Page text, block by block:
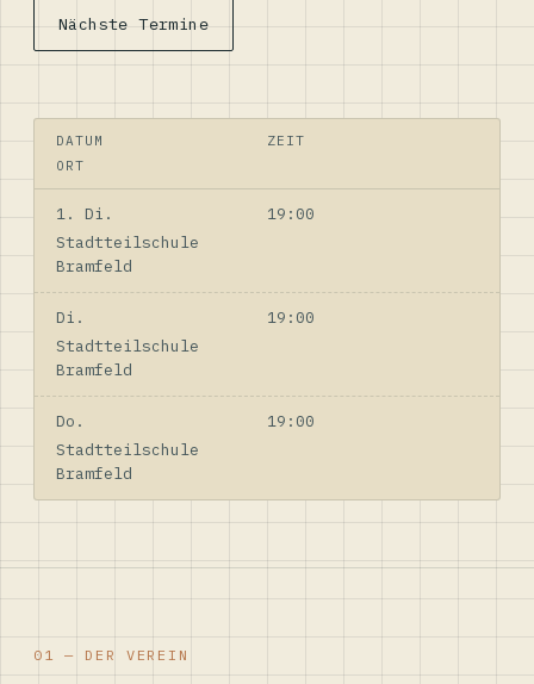
Nächste Termine
DATUM
ZEIT
ORT
1. Di.
19:00
Stadtteilschule
Bramfeld
Di.
19:00
Stadtteilschule
Bramfeld
Do.
19:00
Stadtteilschule
Bramfeld
01 — DER VEREIN